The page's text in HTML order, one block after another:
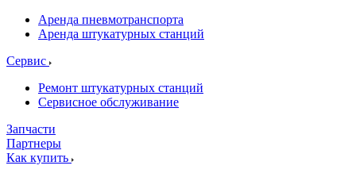
Аренда пневмотранспорта
Аренда штукатурных станций
Сервис
Ремонт штукатурных станций
Сервисное обслуживание
Запчасти
Партнеры
Как купить